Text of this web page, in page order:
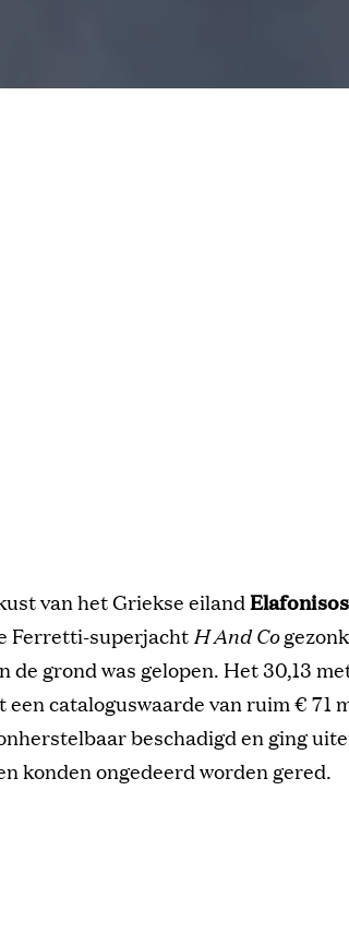
van het Griekse eilandElafonisos
Ferretti-superjacht H And Co
de grond was gelopen. Het 30,13
een cataloguswaarde van ruim € 71
beschadigd en ging
konden ongedeerd worden gered.